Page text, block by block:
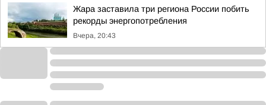
Жара заставила три региона России побить
рекорды энергопотребления
Вчера, 20:43